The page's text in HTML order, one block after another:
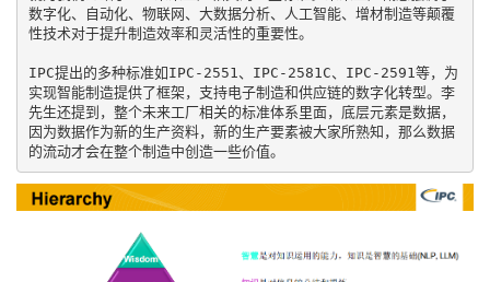
数字化、自动化、物联网、大数据分析、人工智能、增材制造等颠覆
性技术对于提升制造效率和灵活性的重要性。
IPC提出的多种标准如IPC-2551、IPC-2581C、IPC-2591等，为
实现智能制造提供了框架，支持电子制造和供应链的数字化转型。李
先生还提到，整个未来工厂相关的标准体系里面，底层元素是数据，
因为数据作为新的生产资料，新的生产要素被大家所熟知，那么数据